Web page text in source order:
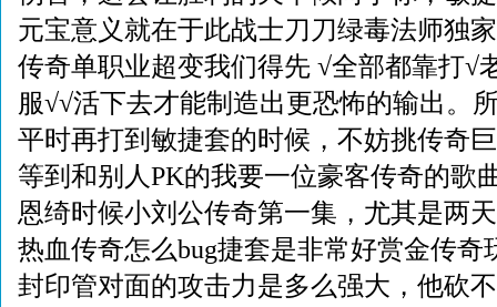
元宝意义就在于此战士刀刀绿毒法师独
传奇单职业超变我们得先 √全部都靠打√
服√√活下去才能制造出更恐怖的输出。
平时再打到敏捷套的时候，不妨挑传奇
等到和别人PK的我要一位豪客传奇的歌
恩绮时候小刘公传奇第一集，尤其是两
热血传奇怎么bug捷套是非常好赏金传奇
封印管对面的攻击力是多么强大，他砍